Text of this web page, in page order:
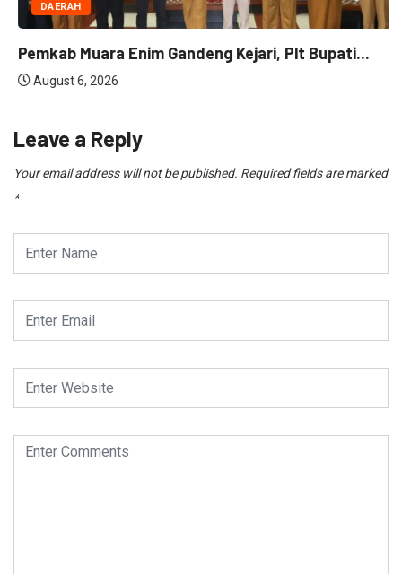
DAERAH
Pemkab Muara Enim Gandeng Kejari, Plt Bupati...
August 6, 2026
Leave a Reply
Your email address will not be published. Required fields are marked
*